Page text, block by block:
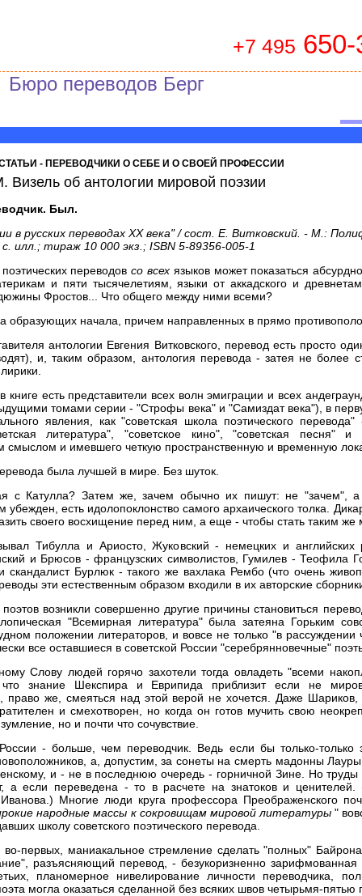
+7 495
Бюро переводов Берг
- ПЕРЕВОДЧИКИ О СЕБЕ И О СВОЕЙ ПРОФЕССИИ
Визель об антологии мировой поэзии
Был.
в русских переводах XX века" / сост. Е. Витковский. - М.:
с. илл.; тираж 10 000 экз.; ISBN 5-89356-005-1
переводовсо всех языков может показаться
и пяти тысячелетиям, языки от аккадского и
Фростов... Что общего между ними всеми?
образующих начала, причем направленных в прямо
антологии Евгения Витковского, перевод есть просто
и, таким образом, антология перевода - затея не более
есть представители всех волн эмиграции и всех
томами серии - "Строфы века" и "Самиздат века"), в
явления, как "советская школа поэтического
литература", "советское кино", "советская песня"
смыслом и имевшего четкую пространственную и временнyю
была лучшей в мире. Без шуток.
с Катулла? Затем же, зачем обычно их пишут: не "зачем",
есть идолопоклонство самого архаического толка.
своего восхищение перед ним, а еще - чтобы стать таким
Тибулла и Ариосто, Жуковский - немецких и английских
и Брюсов - французских символистов, Гумилев - Теофила
скандалист Бурлюк - такого же вахлака Рембо (что очень
эти естественным образом входили в их авторские
возникли совершенно другие причины становиться
"Всемирная литература" была затеяна Горьким
положении литераторов, и вовсе не только "в рассуждении
все оставшиеся в советской России "серебрянновечные"
Слову людей горячо захотели тогда овладеть "всеми
что знание Шекспира и Еврипида приблизит если не
же, смеяться над этой верой не хочется. Даже Шариков,
и смехотворен, но когда он готов мучить свою
но и почти что сочувствие.
- больше, чем переводчик. Ведь если бы только-только
а, допустим, за сонеты на смерть мадонны
и - не в последнюю очередь - горничной Зине. Но труды
а если переведена - то в расчете на знатоков и ценителей.
Многие люди круга профессора Преображенского
народные массы к сокровищам мировой литературы"
школу советского поэтического перевода.
первых, маниакальное стремление сделать "полных"
разъясняющий перевод, - безукоризненно
планомерное нивелирование личности переводчика,
могла оказаться сделанной без всяких швов четырьмя-пятью